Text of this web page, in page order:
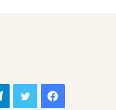
فيسبوك تويتر